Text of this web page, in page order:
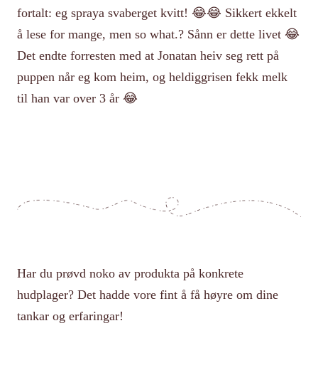
fortalt: eg spraya svaberget kvitt! 😂😂 Sikkert ekkelt
å lese for mange, men so what.? Sånn er dette livet 😂
Det endte forresten med at Jonatan heiv seg rett på
puppen når eg kom heim, og heldiggrisen fekk melk
til han var over 3 år 😂
Har du prøvd noko av produkta på konkrete
hudplager? Det hadde vore fint å få høyre om dine
tankar og erfaringar!